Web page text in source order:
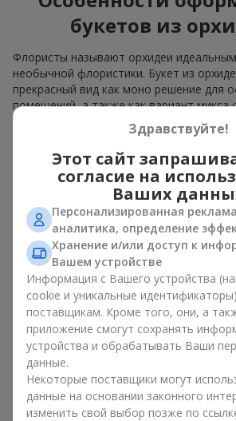
букетов из
Флористы называют орхидеи
необычной флористики. Букет из
прекрасный вид как моно решение для
помещений, а также как вариант микса
который сохраняет свою
Благодаря своей структуре орхидея
композиции в классическом,
современном стиле. Букет из орхидей
как в камерных, так и в масштабных
роскошные соцветия легко становятся
элементом композиции. В зависимости
сорта растений различается и цена на
это, прежде чем заказать букет из
Кому дарят
Букет из орхидей универсален и может
дарятлюбимым женщинам
подруге,коллегеилибизнес-партнеру.
орхидеи купить недорого, а значит,
подарок становится еще больше.
Здравствуйте!
Этот сайт
согласие на
Ваших
Персонализированная
аналитика, определение
Хранение и/или доступ к
Вашем устройстве
Информация с Вашего устройства
cookie и уникальные
поставщикам. Кроме того, они, а
приложение смогут сохранять
устройства и обрабатывать Ваши
данные.
Некоторые поставщики могут
данные на основании законного
изменить свой выбор позже по